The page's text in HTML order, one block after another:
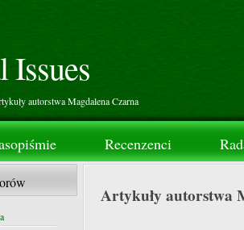
Issues
autorstwa Magdalena Czarna
Recenzenci
Artykuły autorstwa